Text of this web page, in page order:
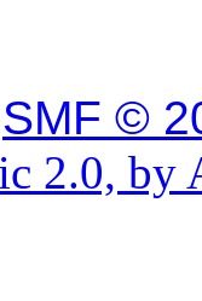
SMF ©
2.0, by